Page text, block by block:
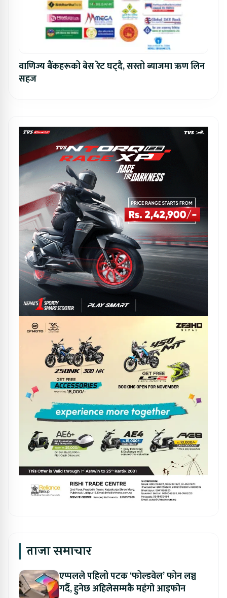
वाणिज्य बैंकहरूको बेस रेट घट्दै, सस्तो ब्याजमा ऋण लिन
सहज
ताजा समाचार
एप्पलले पहिलो पटक ‘फोल्डवेल’ फोन लञ्च
गर्दै, हुनेछ अहिलेसम्मकै महंगो आइफोन